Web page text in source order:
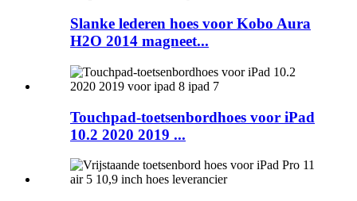
Slanke lederen hoes voor Kobo Aura
H2O 2014 magneet...
Touchpad-toetsenbordhoes voor iPad
10.2 2020 2019 ...